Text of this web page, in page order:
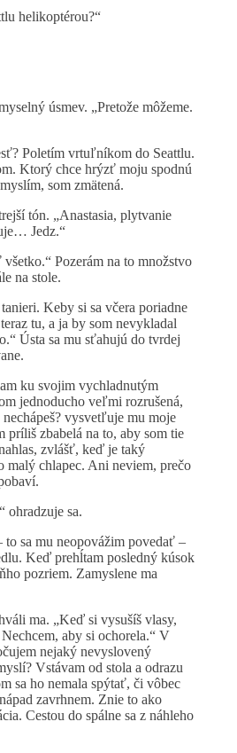
helikoptérou?“
úsmev. „Pretože môžeme.
Poletím vrtuľníkom do Seattlu.
Ktorý chce hrýzť moju spodnú
som zmätená.
tón. „Anastasia, plytvanie
Jedz.“
Pozerám na to množstvo
na stole.
Keby si sa včera poriadne
tu, a ja by som nevykladal
Ústa sa mu sťahujú do tvrdej
ku svojim vychladnutým
jednoducho veľmi rozrušená,
vysvetľuje mu moje
príliš zbabelá na to, aby som tie
zvlášť, keď je taký
malý chlapec. Ani neviem, prečo
ohradzuje sa.
sa mu neopovážim povedať –
Keď prehĺtam posledný kúsok
pozriem. Zamyslene ma
ma. „Keď si vysušíš vlasy,
aby si ochorela.“ V
nejaký nevyslovený
Vstávam od stola a odrazu
sa ho nemala spýtať, či vôbec
zavrhnem. Znie to ako
Cestou do spálne sa z náhleho